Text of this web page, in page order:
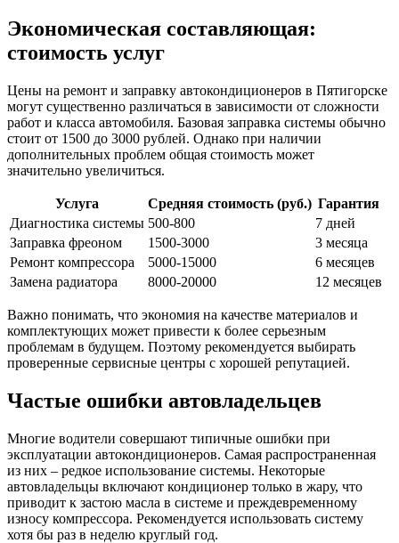
Экономическая составляющая:
стоимость услуг
Цены на ремонт и заправку автокондиционеров в Пятигорске
могут существенно различаться в зависимости от сложности
работ и класса автомобиля. Базовая заправка системы обычно
стоит от 1500 до 3000 рублей. Однако при наличии
дополнительных проблем общая стоимость может
значительно увеличиться.
Услуга Средняя стоимость (руб.) Гарантия
Диагностика системы 500-800
7 дней
Заправка фреоном
1500-3000
3 месяца
Ремонт компрессора
5000-15000
6 месяцев
Замена радиатора
8000-20000 12 месяцев
Важно понимать, что экономия на качестве материалов и
комплектующих может привести к более серьезным
проблемам в будущем. Поэтому рекомендуется выбирать
проверенные сервисные центры с хорошей репутацией.
Частые ошибки автовладельцев
Многие водители совершают типичные ошибки при
эксплуатации автокондиционеров. Самая распространенная
из них – редкое использование системы. Некоторые
автовладельцы включают кондиционер только в жару, что
приводит к застою масла в системе и преждевременному
износу компрессора. Рекомендуется использовать систему
хотя бы раз в неделю круглый год.